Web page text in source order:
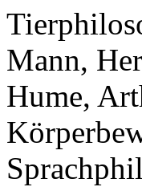
Mann,
Hume,